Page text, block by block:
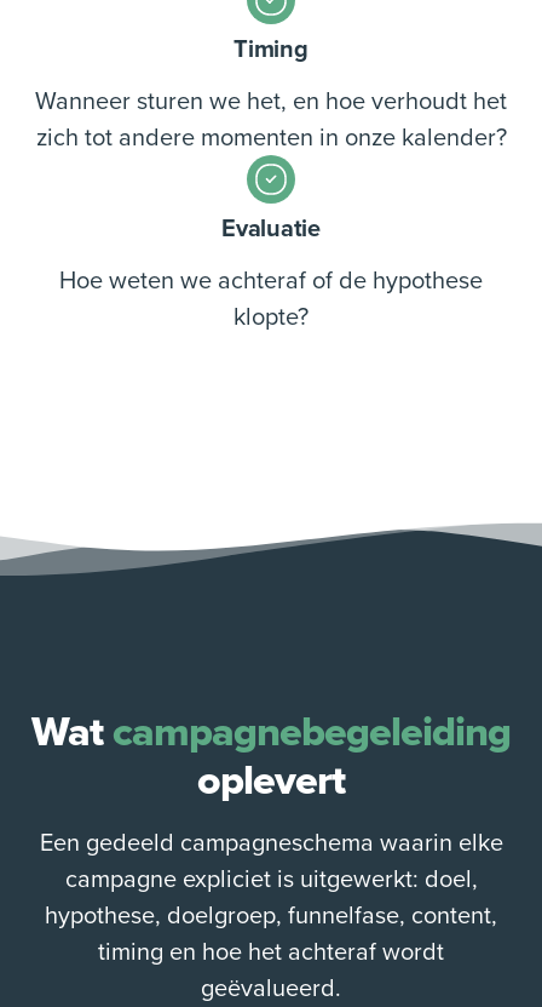
Timing
Wanneer sturen we het, en hoe verhoudt het
zich tot andere momenten in onze kalender?
Evaluatie
Hoe weten we achteraf of de hypothese
klopte?
Watcampagnebegeleiding
oplevert
Een gedeeld campagneschema waarin elke
campagne expliciet is uitgewerkt: doel,
hypothese, doelgroep, funnelfase, content,
timing en hoe het achteraf wordt
geëvalueerd.